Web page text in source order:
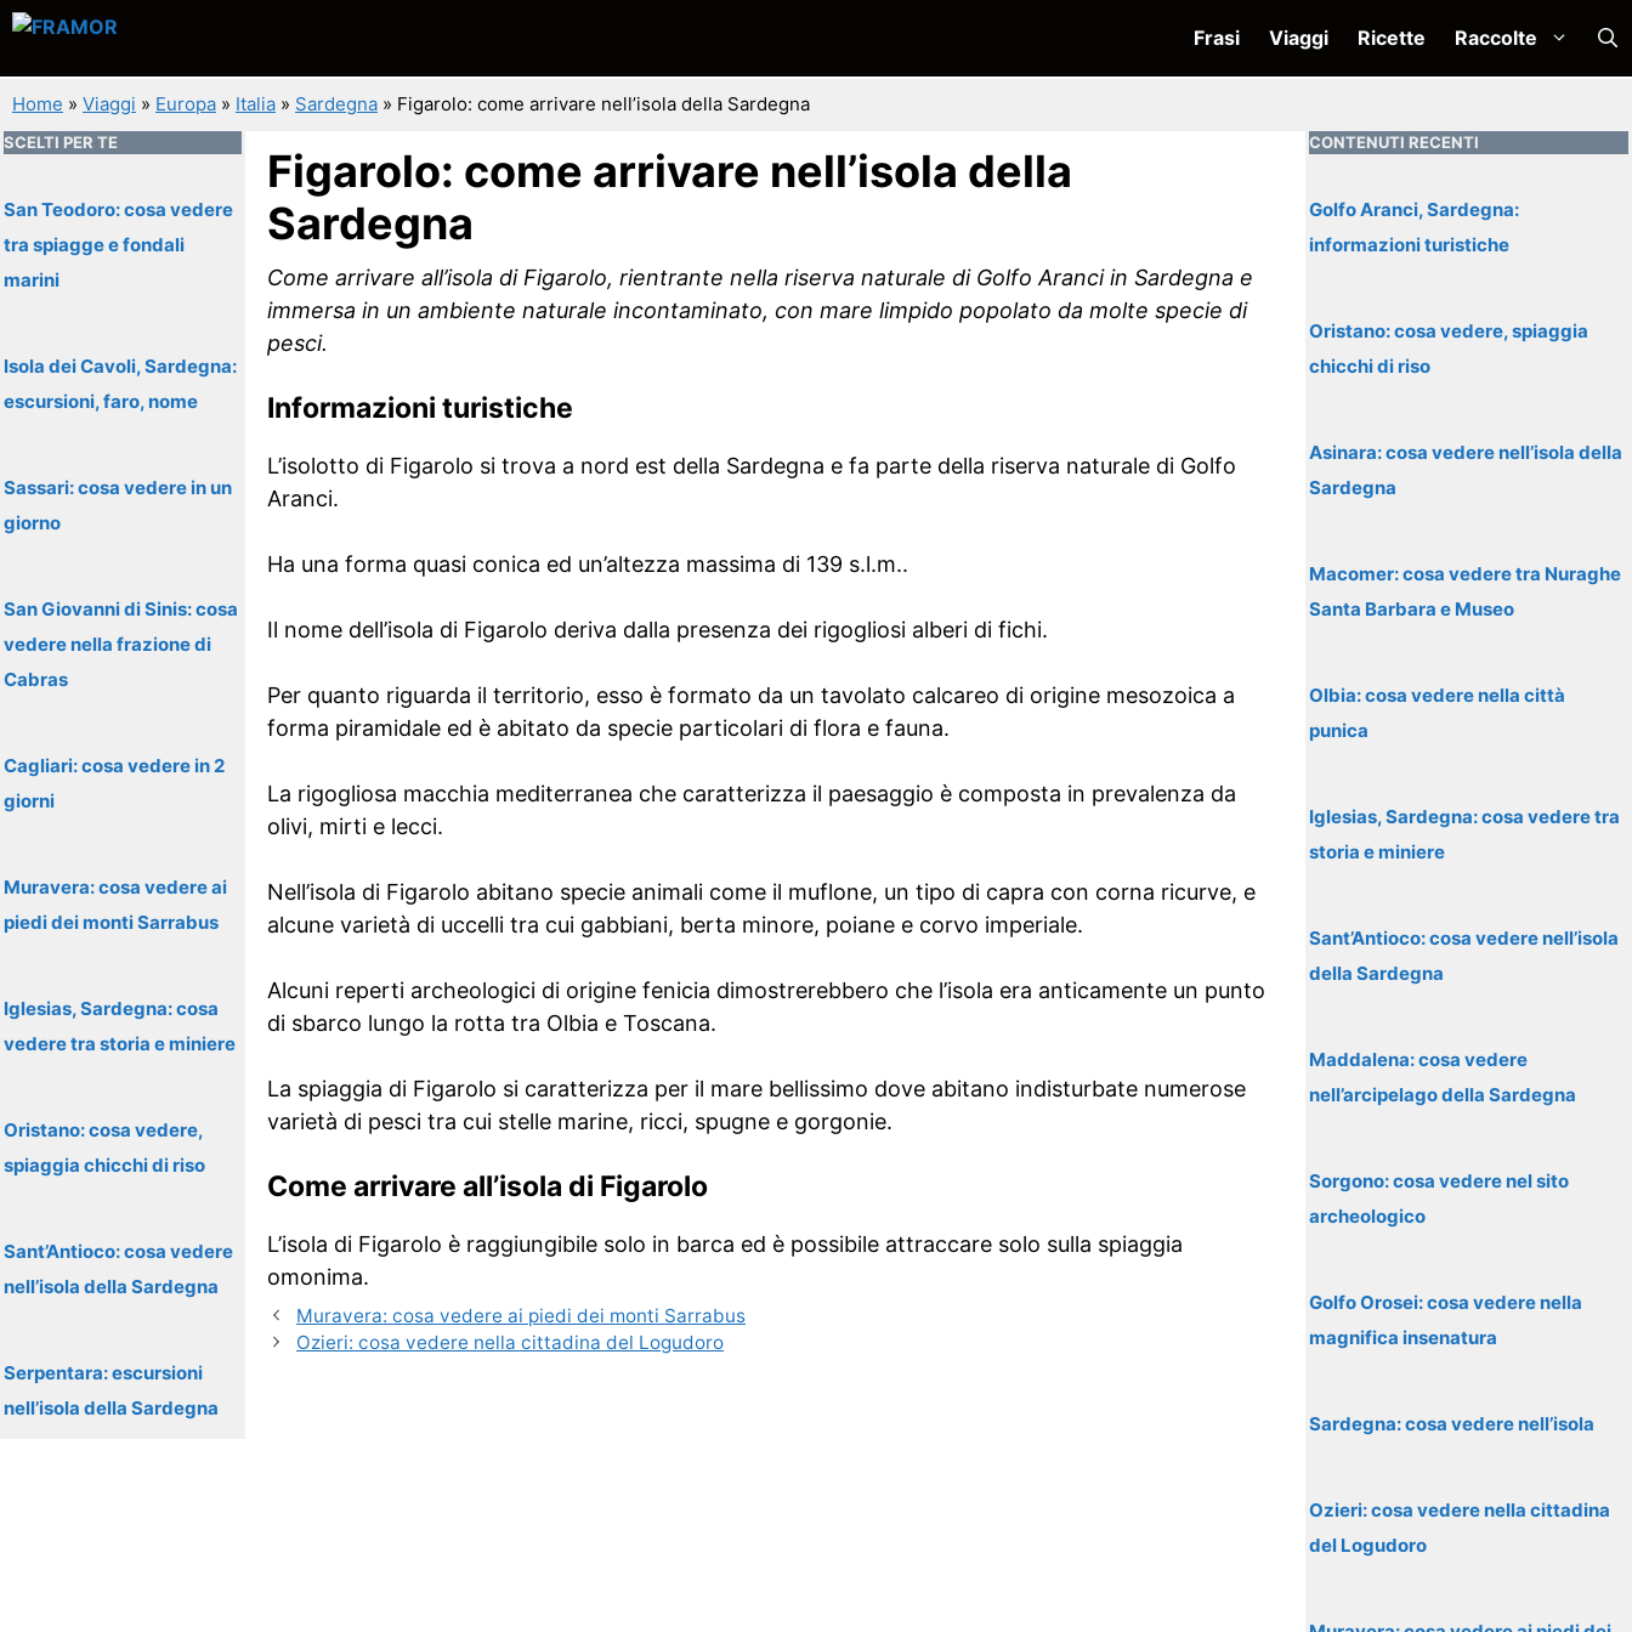
Vai
contenuto
Frasi Viaggi Ricette Raccolte
Home » Viaggi » Europa » Italia » Sardegna » Figarolo: come arrivare nell’isola della Sardegna
Figarolo: come arrivare nell’isola della
Sardegna
Come arrivare all’isola di Figarolo, rientrante nella riserva naturale di Golfo Aranci in Sardegna e
immersa in un ambiente naturale incontaminato, con mare limpido popolato da molte specie di
pesci.
Informazioni turistiche
L’isolotto di Figarolo si trova a nord est della Sardegna e fa parte della riserva naturale di Golfo
Aranci.
Ha una forma quasi conica ed un’altezza massima di 139 s.l.m..
Il nome dell’isola di Figarolo deriva dalla presenza dei rigogliosi alberi di fichi.
Per quanto riguarda il territorio, esso è formato da un tavolato calcareo di origine mesozoica a
forma piramidale ed è abitato da specie particolari di flora e fauna.
La rigogliosa macchia mediterranea che caratterizza il paesaggio è composta in prevalenza da
olivi, mirti e lecci.
Nell’isola di Figarolo abitano specie animali come il muflone, un tipo di capra con corna ricurve, e
alcune varietà di uccelli tra cui gabbiani, berta minore, poiane e corvo imperiale.
Alcuni reperti archeologici di origine fenicia dimostrerebbero che l’isola era anticamente un punto
di sbarco lungo la rotta tra Olbia e Toscana.
La spiaggia di Figarolo si caratterizza per il mare bellissimo dove abitano indisturbate numerose
varietà di pesci tra cui stelle marine, ricci, spugne e gorgonie.
Come arrivare all’isola di Figarolo
L’isola di Figarolo è raggiungibile solo in barca ed è possibile attraccare solo sulla spiaggia
omonima.
Muravera: cosa vedere ai piedi dei monti Sarrabus
Ozieri: cosa vedere nella cittadina del Logudoro
SCELTI PER TE
San Teodoro: cosa vedere
tra spiagge e fondali
marini
Isola dei Cavoli, Sardegna:
escursioni, faro, nome
Sassari: cosa vedere in un
giorno
San Giovanni di Sinis: cosa
vedere nella frazione di
Cabras
Cagliari: cosa vedere in 2
giorni
Muravera: cosa vedere ai
piedi dei monti Sarrabus
Iglesias, Sardegna: cosa
vedere tra storia e miniere
Oristano: cosa vedere,
spiaggia chicchi di riso
Sant’Antioco: cosa vedere
nell’isola della Sardegna
Serpentara: escursioni
nell’isola della Sardegna
CONTENUTI RECENTI
Golfo Aranci, Sardegna:
informazioni turistiche
Oristano: cosa vedere, spiaggia
chicchi di riso
Asinara: cosa vedere nell’isola della
Sardegna
Macomer: cosa vedere tra Nuraghe
Santa Barbara e Museo
Olbia: cosa vedere nella città
punica
Iglesias, Sardegna: cosa vedere tra
storia e miniere
Sant’Antioco: cosa vedere nell’isola
della Sardegna
Maddalena: cosa vedere
nell’arcipelago della Sardegna
Sorgono: cosa vedere nel sito
archeologico
Golfo Orosei: cosa vedere nella
magnifica insenatura
Sardegna: cosa vedere nell’isola
Ozieri: cosa vedere nella cittadina
del Logudoro